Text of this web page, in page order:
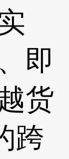
即
货
跨